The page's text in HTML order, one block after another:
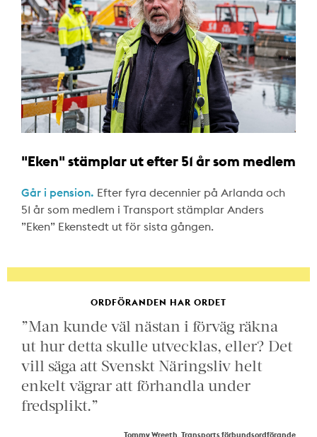
"Eken" stämplar ut efter 51 år som medlem
Går i pension. Efter fyra decennier på Arlanda och
51 år som medlem i Transport stämplar Anders
”Eken” Ekenstedt ut för sista gången.
ORDFÖRANDEN HAR ORDET
”Man kunde väl nästan i förväg räkna
ut hur detta skulle utvecklas, eller? Det
vill säga att Svenskt Näringsliv helt
enkelt vägrar att förhandla under
fredsplikt.”
Tommy Wreeth, Transports förbundsordförande